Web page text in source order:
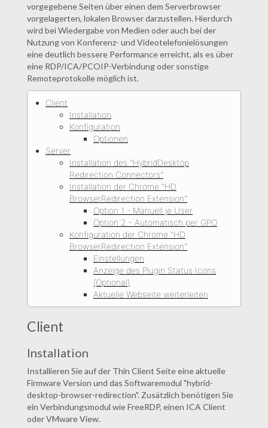
vorgegebene Seiten über einen dem Serverbrowser
vorgelagerten, lokalen Browser darzustellen. Hierdurch
wird bei Wiedergabe von Medien oder auch bei der
Nutzung von Konferenz- und Videotelefonielösungen
eine deutlich bessere Performance erreicht, als es über
eine RDP/ICA/PCOIP-Verbindung oder sonstige
Remoteprotokolle möglich ist.
Client
Installation
Konfiguration
Optionen
Server
Installation des "HybridDesktop
Redirection Connectors"
Installation der Chrome "HD
BrowserRedirection Extension"
Option 1 - Manuell je User
Option 2 - Automatisch per GPO
Konfiguration der Chrome "HD
BrowserRedirection Extension"
Einstellungen
Anzeige des Plugin Status Icons
(Optional)
Aktuelle Webseite weiterleiten
Client
Installation
Installieren Sie auf der Thin Client Seite eine aktuelle
Firmware Version und das Softwaremodul "hybrid-
desktop-browser-redirection". Zusätzlich benötigen Sie
ein Verbindungsmodul wie FreeRDP, einen ICA Client
oder VMware View.